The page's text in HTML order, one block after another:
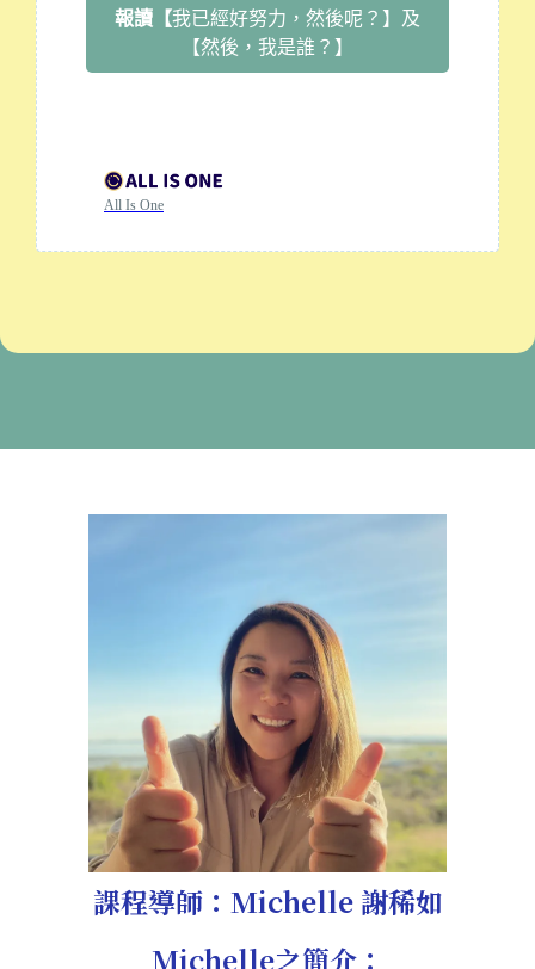
報讀【我已經好努力，然後呢？】及
【然後，我是誰？】
All Is One
課程導師：Michelle 謝稀如
Michelle之簡介：